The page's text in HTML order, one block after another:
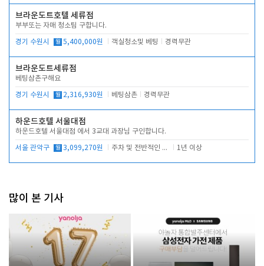
브라운도트호텔 세류점
부부또는 자매 청소팀 구합니다.
경기 수원시 월 5,400,000원 객실청소및 베팅 경력무관
브라운도트세류점
베팅삼촌구해요
경기 수원시 월 2,316,930원 베팅삼촌 경력무관
하운드호텔 서울대점
하운드호텔 서울대점 에서 3교대 과장님 구인합니다.
서울 관악구 월 3,099,270원 주차 및 전반적인 당번업무 1년 이상
많이 본 기사